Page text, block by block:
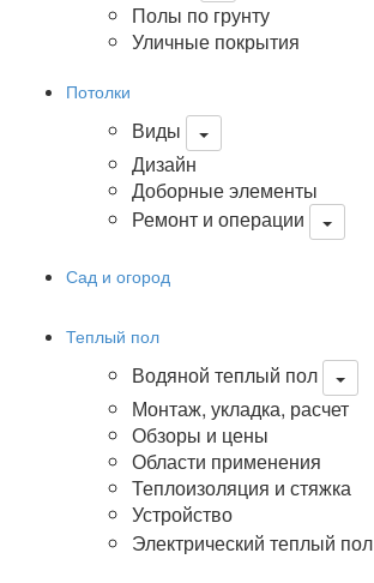
Полы по грунту
Уличные покрытия
Потолки
Виды
Дизайн
Доборные элементы
Ремонт и операции
Сад и огород
Теплый пол
Водяной теплый пол
Монтаж, укладка, расчет
Обзоры и цены
Области применения
Теплоизоляция и стяжка
Устройство
Электрический теплый пол